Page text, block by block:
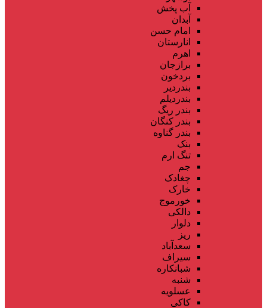
آب پخش
آبدان
امام حسن
انارستان
اهرم
برازجان
بردخون
بندردیر
بندردیلم
بندر ریگ
بندر کنگان
بندر گناوه
بنک
تنگ ارم
جم
چغادک
خارک
خورموج
دالکی
دلوار
ریز
سعدآباد
سیراف
شبانکاره
شنبه
عسلویه
کاکی